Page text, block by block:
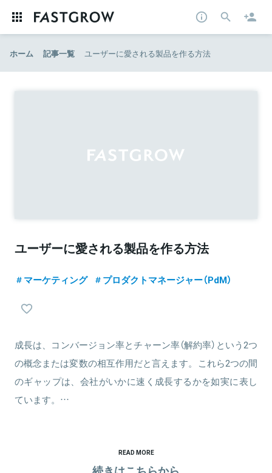
ホーム 記事一覧 ユーザーに愛される製品を作る方法
ユーザーに愛される製品を作る方法
マーケティング プロダクトマネージャー（PdM）
成長は、コンバージョン率とチャーン率（解約率）という2つ
の概念または変数の相互作用だと言えます。これら2つの間
のギャップは、会社がいかに速く成長するかを如実に表し
ています。…
READ MORE